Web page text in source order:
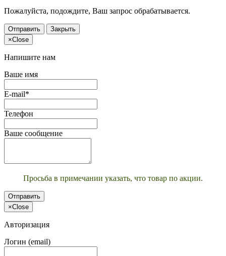
Пожалуйста, подождите, Ваш запрос обрабатывается.
Отправить
Закрыть
×Close
Напишите нам
Ваше имя
E-mail*
Телефон
Ваше сообщение
Просьба в примечании указать, что товар по акции.
Отправить
×Close
Авторизация
Логин (email)